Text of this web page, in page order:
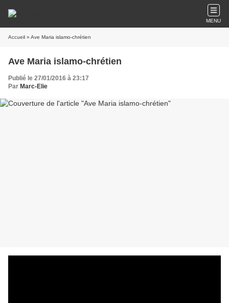
MENU
Accueil » Ave Maria islamo-chrétien
Ave Maria islamo-chrétien
Publié le 27/01/2016 à 23:17
Par Marc-Elie